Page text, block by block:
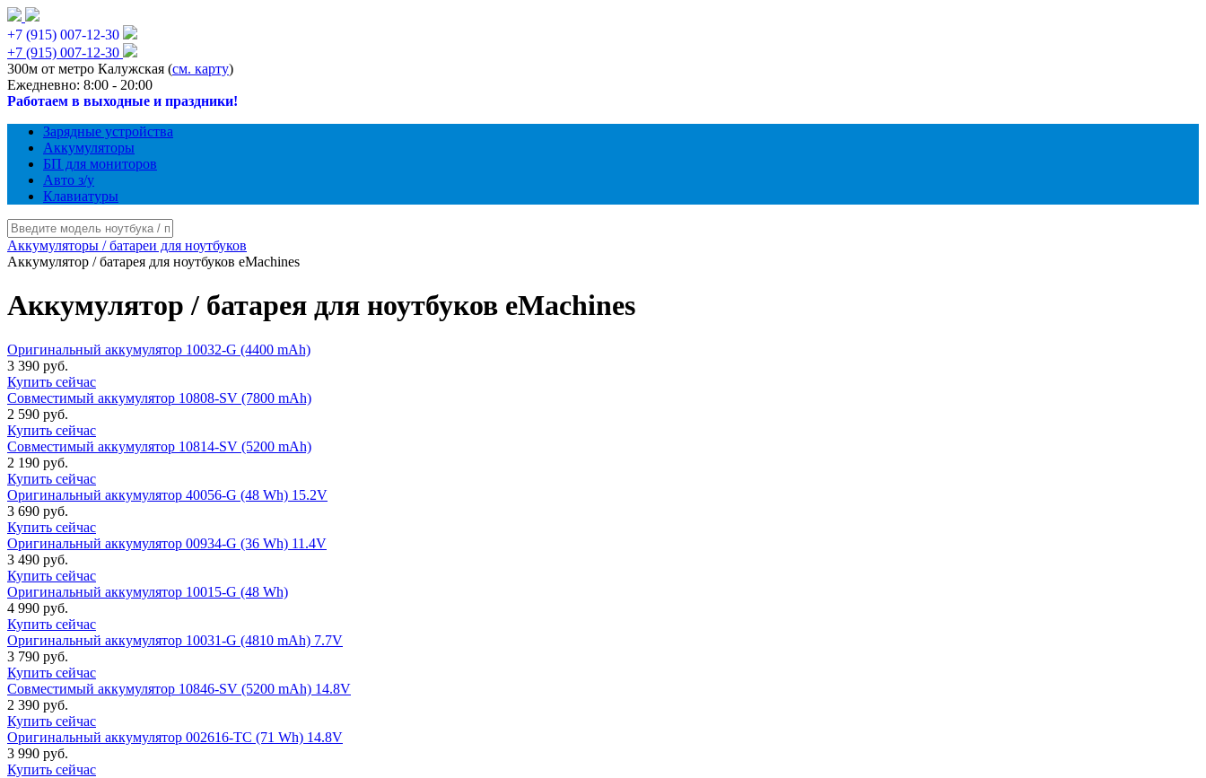
+7 (915) 007-12-30
+7 (915) 007-12-30
300м от метро Калужская (см. карту)
Ежедневно: 8:00 - 20:00
Работаем в выходные и праздники!
Зарядные устройства
Аккумуляторы
БП для мониторов
Авто з/у
Клавиатуры
Аккумуляторы / батареи для ноутбуков
Аккумулятор / батарея для ноутбуков eMachines
Аккумулятор / батарея для ноутбуков eMachines
Оригинальный аккумулятор 10032-G (4400 mAh)
3 390 руб.
Купить сейчас
Совместимый аккумулятор 10808-SV (7800 mAh)
2 590 руб.
Купить сейчас
Совместимый аккумулятор 10814-SV (5200 mAh)
2 190 руб.
Купить сейчас
Оригинальный аккумулятор 40056-G (48 Wh) 15.2V
3 690 руб.
Купить сейчас
Оригинальный аккумулятор 00934-G (36 Wh) 11.4V
3 490 руб.
Купить сейчас
Оригинальный аккумулятор 10015-G (48 Wh)
4 990 руб.
Купить сейчас
Оригинальный аккумулятор 10031-G (4810 mAh) 7.7V
3 790 руб.
Купить сейчас
Совместимый аккумулятор 10846-SV (5200 mAh) 14.8V
2 390 руб.
Купить сейчас
Оригинальный аккумулятор 002616-TC (71 Wh) 14.8V
3 990 руб.
Купить сейчас